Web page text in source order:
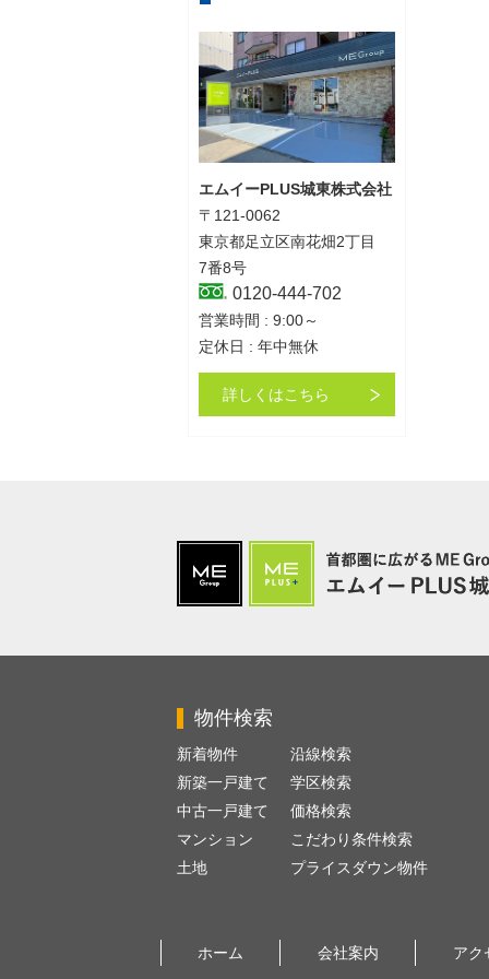
エムイーPLUS城東株式会社
〒121-0062
東京都足立区南花畑2丁目
7番8号
0120-444-702
営業時間 : 9:00～
定休日 : 年中無休
詳しくはこちら
物件検索
新着物件
新築一戸建て
中古一戸建て
マンション
土地
沿線検索
学区検索
価格検索
こだわり条件検索
プライスダウン物件
ホーム 会社案内 アク